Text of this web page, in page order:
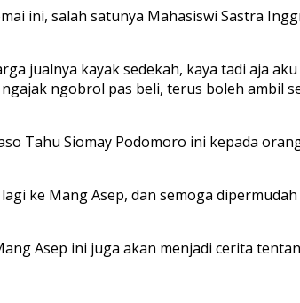
ini, salah satunya Mahasiswi Sastra
jualnya kayak sedekah, kaya tadi aja
ngobrol pas beli, terus boleh ambil
Tahu Siomay Podomoro ini kepada
ke Mang Asep, dan semoga
Asep ini juga akan menjadi cerita